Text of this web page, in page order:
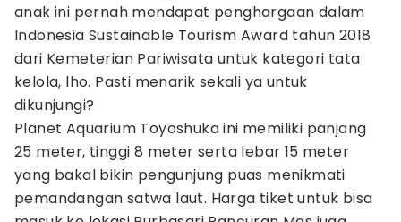
anak ini pernah mendapat penghargaan dalam
Indonesia Sustainable Tourism Award tahun 2018
dari Kemeterian Pariwisata untuk kategori tata
kelola, lho. Pasti menarik sekali ya untuk
dikunjungi?
Planet Aquarium Toyoshuka ini memiliki panjang
25 meter, tinggi 8 meter serta lebar 15 meter
yang bakal bikin pengunjung puas menikmati
pemandangan satwa laut. Harga tiket untuk bisa